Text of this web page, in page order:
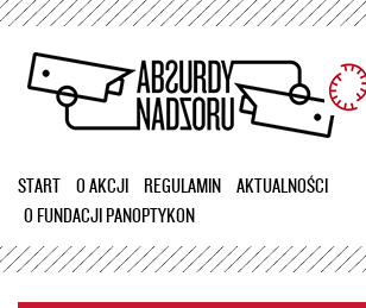
Przejdź
treści
START O AKCJI REGULAMIN
AKTUALNOŚCI
O FUNDACJI PANOPTYKON